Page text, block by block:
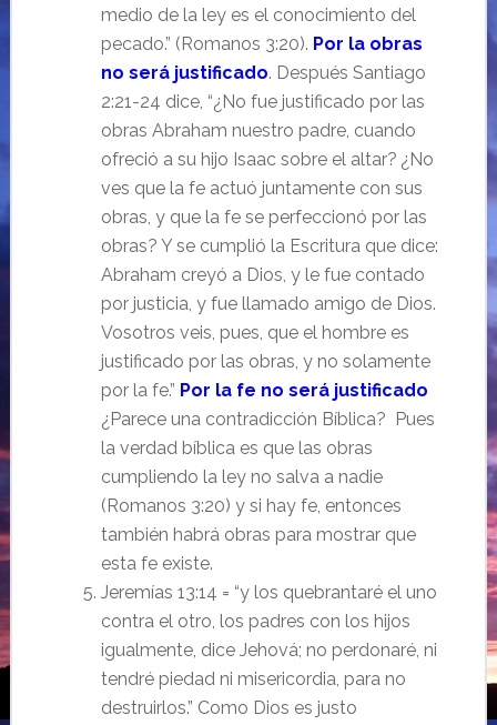
medio de la ley es el conocimiento del
pecado.” (Romanos 3:20). Por la obras
no será justificado. Después Santiago
2:21-24 dice, “¿No fue justificado por las
obras Abraham nuestro padre, cuando
ofreció a su hijo Isaac sobre el altar? ¿No
ves que la fe actuó juntamente con sus
obras, y que la fe se perfeccionó por las
obras? Y se cumplió la Escritura que dice:
Abraham creyó a Dios, y le fue contado
por justicia, y fue llamado amigo de Dios.
Vosotros veis, pues, que el hombre es
justificado por las obras, y no solamente
por la fe.” Por la fe no será justificado
¿Parece una contradicción Bíblica? Pues
la verdad bíblica es que las obras
cumpliendo la ley no salva a nadie
(Romanos 3:20) y si hay fe, entonces
también habrá obras para mostrar que
esta fe existe.
Jeremías 13:14 = “y los quebrantaré el uno
contra el otro, los padres con los hijos
igualmente, dice Jehová; no perdonaré, ni
tendré piedad ni misericordia, para no
destruirlos.” Como Dios es justo